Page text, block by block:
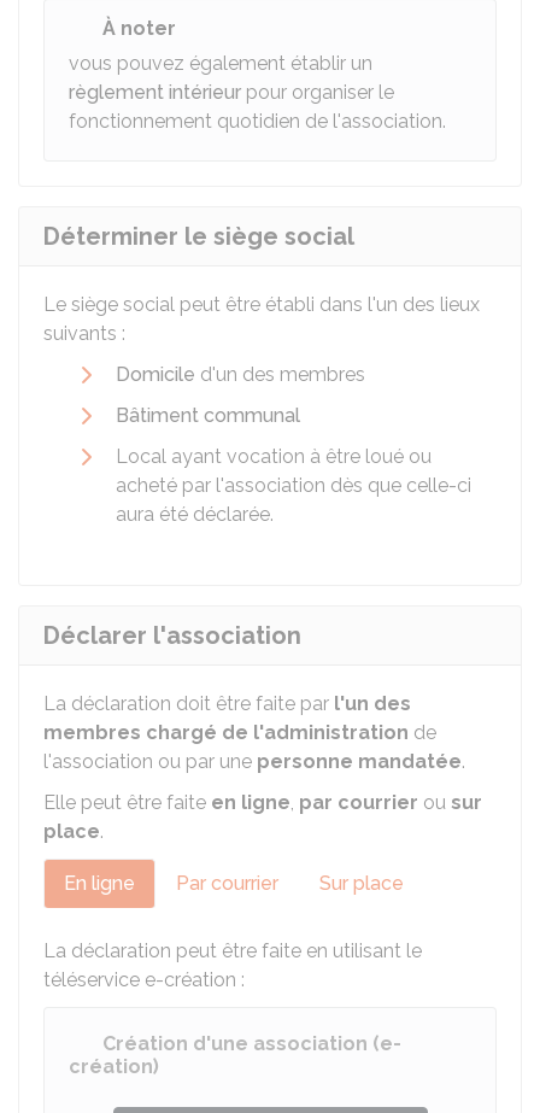
À noter
vous pouvez également établir un
règlement intérieur pour organiser le
fonctionnement quotidien de l'association.
Déterminer le siège social
Le siège social peut être établi dans l'un des lieux
suivants :
Domicile d'un des membres
Bâtiment communal
Local ayant vocation à être loué ou
acheté par l'association dès que celle-ci
aura été déclarée.
Déclarer l'association
La déclaration doit être faite par l'un des
membres chargé de l'administration de
l'association ou par une personne mandatée.
Elle peut être faite en ligne, par courrier ou sur
place.
En ligne Par courrier Sur place
La déclaration peut être faite en utilisant le
téléservice e-création :
Création d'une association (e-
création)